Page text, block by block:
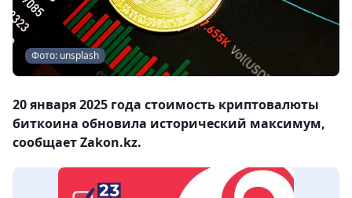
Фото: unsplash
20 января 2025 года стоимость криптовалюты
биткоина обновила исторический максимум,
сообщает Zakon.kz.